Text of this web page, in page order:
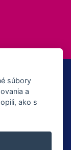
Všetky práva
súbory
a
ako s